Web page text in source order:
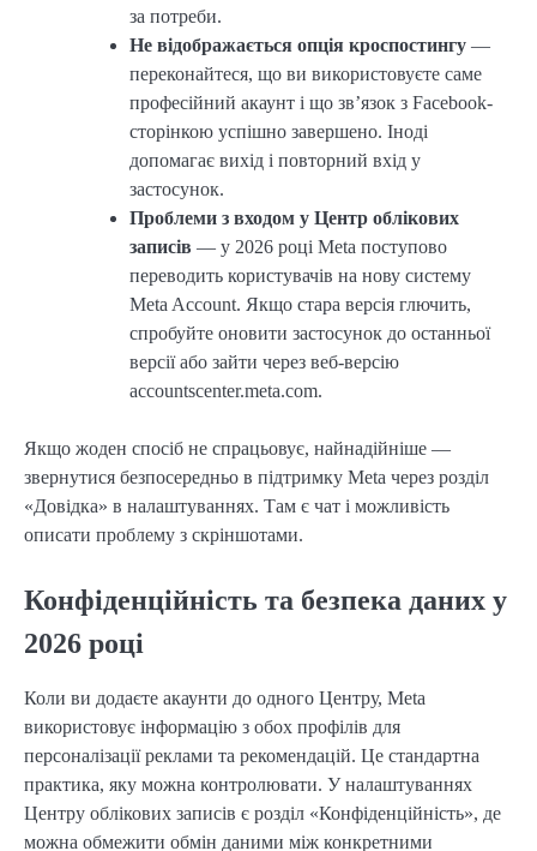
за потреби.
Не відображається опція кроспостингу —
переконайтеся, що ви використовуєте саме
професійний акаунт і що зв’язок з Facebook-
сторінкою успішно завершено. Іноді
допомагає вихід і повторний вхід у
застосунок.
Проблеми з входом у Центр облікових
записів — у 2026 році Meta поступово
переводить користувачів на нову систему
Meta Account. Якщо стара версія глючить,
спробуйте оновити застосунок до останньої
версії або зайти через веб-версію
accountscenter.meta.com.
Якщо жоден спосіб не спрацьовує, найнадійніше —
звернутися безпосередньо в підтримку Meta через розділ
«Довідка» в налаштуваннях. Там є чат і можливість
описати проблему з скріншотами.
Конфіденційність та безпека даних у
2026 році
Коли ви додаєте акаунти до одного Центру, Meta
використовує інформацію з обох профілів для
персоналізації реклами та рекомендацій. Це стандартна
практика, яку можна контролювати. У налаштуваннях
Центру облікових записів є розділ «Конфіденційність», де
можна обмежити обмін даними між конкретними